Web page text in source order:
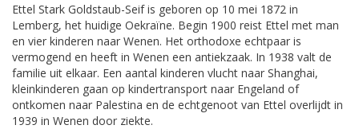
Ettel Stark Goldstaub-Seif is geboren op 10 mei 1872 in
Lemberg, het huidige Oekraïne. Begin 1900 reist Ettel met man
en vier kinderen naar Wenen. Het orthodoxe echtpaar is
vermogend en heeft in Wenen een antiekzaak. In 1938 valt de
familie uit elkaar. Een aantal kinderen vlucht naar Shanghai,
kleinkinderen gaan op kindertransport naar Engeland of
ontkomen naar Palestina en de echtgenoot van Ettel overlijdt in
1939 in Wenen door ziekte.